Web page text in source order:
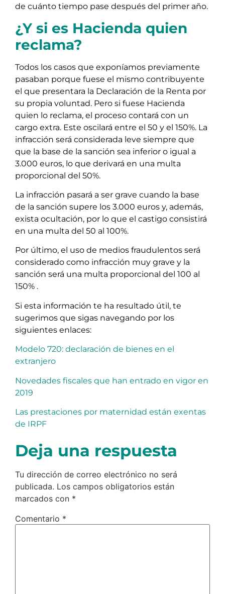
de cuánto tiempo pase después del primer año.
¿Y si es Hacienda quien
reclama?
Todos los casos que exponíamos previamente
pasaban porque fuese el mismo contribuyente
el que presentara la Declaración de la Renta por
su propia voluntad. Pero si fuese Hacienda
quien lo reclama, el proceso contará con un
cargo extra. Este oscilará entre el 50 y el 150%. La
infracción será considerada leve siempre que
que la base de la sanción sea inferior o igual a
3.000 euros, lo que derivará en una multa
proporcional del 50%.
La infracción pasará a ser grave cuando la base
de la sanción supere los 3.000 euros y, además,
exista ocultación, por lo que el castigo consistirá
en una multa del 50 al 100%.
Por último, el uso de medios fraudulentos será
considerado como infracción muy grave y la
sanción será una multa proporcional del 100 al
150% .
Si esta información te ha resultado útil, te
sugerimos que sigas navegando por los
siguientes enlaces:
Modelo 720: declaración de bienes en el
extranjero
Novedades fiscales que han entrado en vigor en
2019
Las prestaciones por maternidad están exentas
de IRPF
Deja una respuesta
Tu dirección de correo electrónico no será
publicada. Los campos obligatorios están
marcados con *
Comentario *